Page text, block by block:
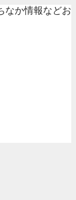
なか情報などお